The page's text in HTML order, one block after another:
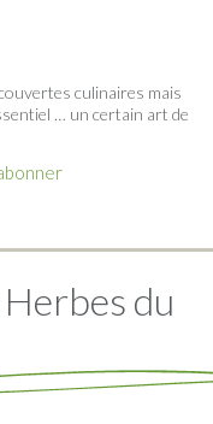
culinaires mais
… un certain art de
du